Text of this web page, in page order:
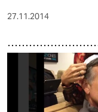
27.11.2014